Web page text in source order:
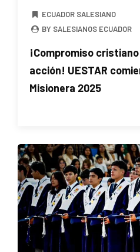
ECUADOR SALESIANO
BY SALESIANOS ECUADOR
¡Compromiso
acción! UESTAR
Misionera 2025